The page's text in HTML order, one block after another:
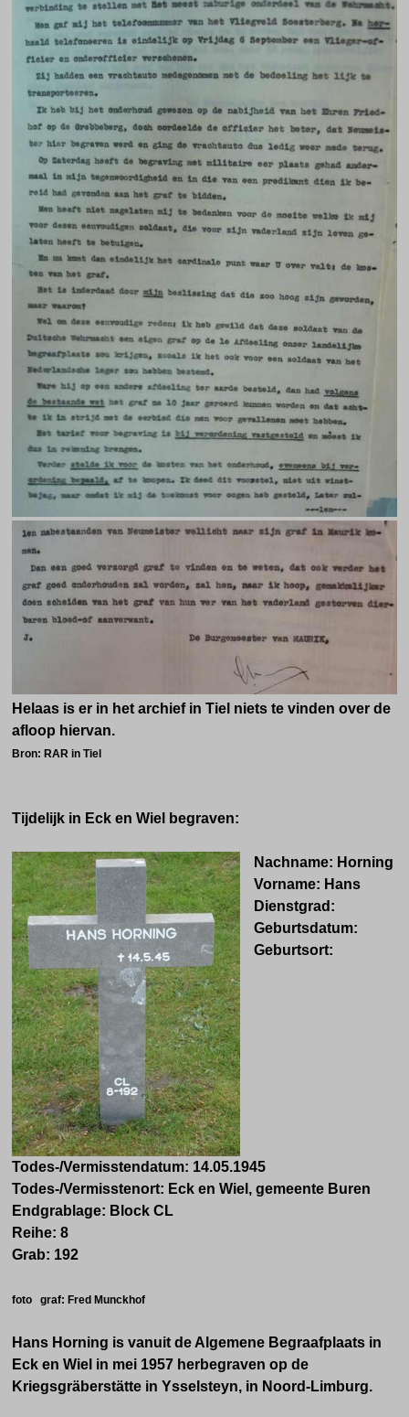
Helaas is er in het archief in Tiel niets te vinden over de
afloop hiervan.
Bron: RAR in Tiel
Tijdelijk in Eck en Wiel begraven:
Nachname: Horning
Vorname: Hans
Dienstgrad:
Geburtsdatum:
Geburtsort:
Todes-/Vermisstendatum: 14.05.1945
Todes-/Vermisstenort: Eck en Wiel, gemeente Buren
Endgrablage: Block CL
Reihe: 8
Grab: 192
foto graf: Fred Munckhof
Hans Horning is vanuit de Algemene Begraafplaats in
Eck en Wiel in mei 1957 herbegraven op de
Kriegsgräberstätte in Ysselsteyn, in Noord-Limburg.